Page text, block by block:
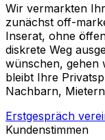
Wir vermarkten
zunächst off-
Inserat, ohne
diskrete Weg
wünschen, gehen
bleibt Ihre
Nachbarn,
Erstgespräch
Kundenstimmen